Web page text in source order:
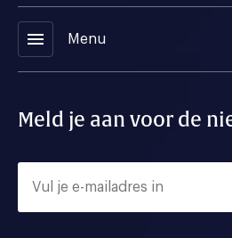
menu Menu
Meld je aan voor de